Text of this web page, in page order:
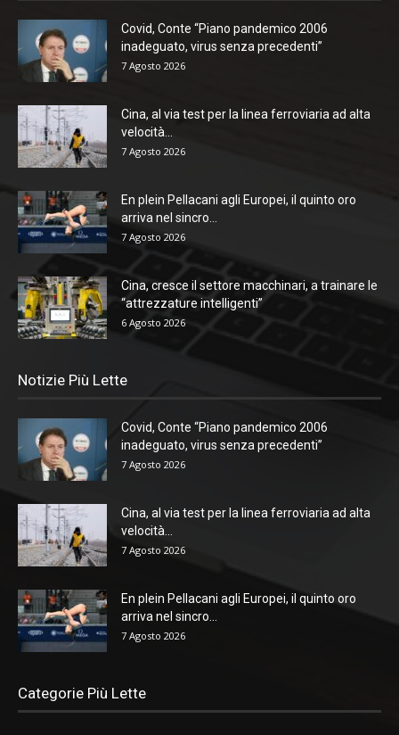
Covid, Conte “Piano pandemico 2006
inadeguato, virus senza precedenti”
7 Agosto 2026
Cina, al via test per la linea ferroviaria ad alta
velocità...
7 Agosto 2026
En plein Pellacani agli Europei, il quinto oro
arriva nel sincro...
7 Agosto 2026
Cina, cresce il settore macchinari, a trainare le
“attrezzature intelligenti”
6 Agosto 2026
Notizie Più Lette
Covid, Conte “Piano pandemico 2006
inadeguato, virus senza precedenti”
7 Agosto 2026
Cina, al via test per la linea ferroviaria ad alta
velocità...
7 Agosto 2026
En plein Pellacani agli Europei, il quinto oro
arriva nel sincro...
7 Agosto 2026
Categorie Più Lette